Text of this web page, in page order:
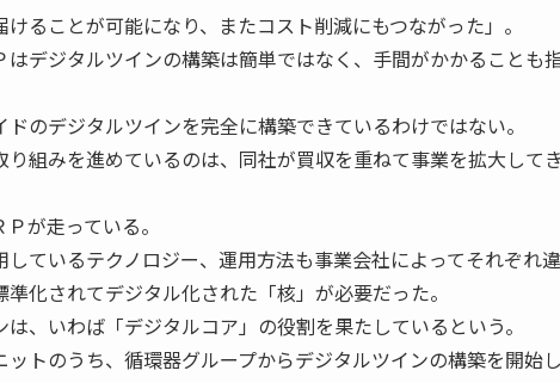
ることが可能になり、またコスト削減にもつながった」。
デジタルツインの構築は簡単ではなく、手間がかかることも
のデジタルツインを完全に構築できているわけではない。
組みを進めているのは、同社が買収を重ねて事業を拡大して
が走っている。
ているテクノロジー、運用方法も事業会社によってそれぞれ違
化されてデジタル化された「核」が必要だった。
、いわば「デジタルコア」の役割を果たしているという。
トのうち、循環器グループからデジタルツインの構築を開始